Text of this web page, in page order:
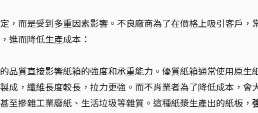
，而是受到多重因素影響。不良廠商為了在價格上吸引客戶，
進而降低生產成本：
品質直接影響紙箱的強度和承重能力。優質紙箱通常使用原生
成，纖維長度較長，拉力更強。而不肖業者為了降低成本，會
甚至摻雜工業廢紙、生活垃圾等雜質。這種紙漿生產出的紙板，